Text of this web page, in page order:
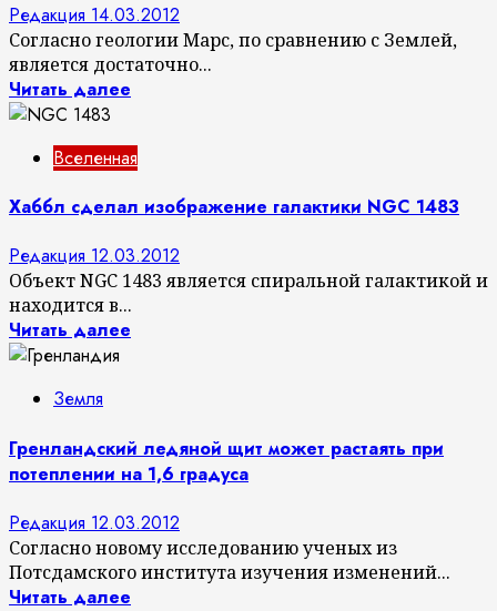
Редакция 14.03.2012
Согласно геологии Марс, по сравнению с Землей,
является достаточно...
Читать далее
Вселенная
Хаббл сделал изображение галактики NGC 1483
Редакция 12.03.2012
Объект NGC 1483 является спиральной галактикой и
находится в...
Читать далее
Земля
Гренландский ледяной щит может растаять при
потеплении на 1,6 градуса
Редакция 12.03.2012
Согласно новому исследованию ученых из
Потсдамского института изучения изменений...
Читать далее